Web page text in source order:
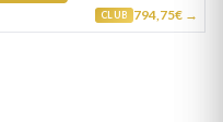
CLUB 794,75€ →